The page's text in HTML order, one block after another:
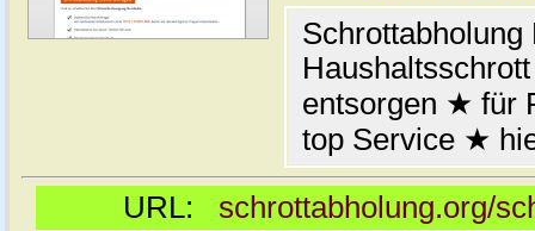
entsorgen ★ für
top Service ★
URL: schrottabholung.org/